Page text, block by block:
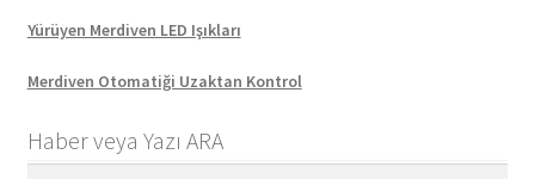
Yürüyen Merdiven LED Işıkları
Merdiven Otomatiği Uzaktan Kontrol
Haber veya Yazı ARA